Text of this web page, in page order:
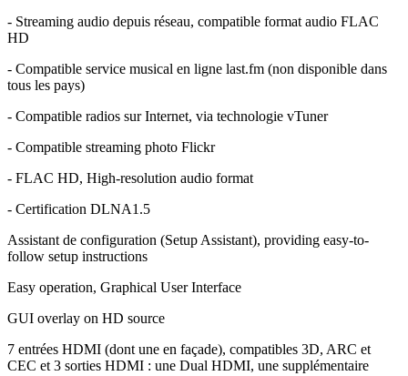
- Streaming audio depuis réseau, compatible format audio FLAC
HD
- Compatible service musical en ligne last.fm (non disponible dans
tous les pays)
- Compatible radios sur Internet, via technologie vTuner
- Compatible streaming photo Flickr
- FLAC HD, High-resolution audio format
- Certification DLNA1.5
Assistant de configuration (Setup Assistant), providing easy-to-
follow setup instructions
Easy operation, Graphical User Interface
GUI overlay on HD source
7 entrées HDMI (dont une en façade), compatibles 3D, ARC et
CEC et 3 sorties HDMI : une Dual HDMI, une supplémentaire